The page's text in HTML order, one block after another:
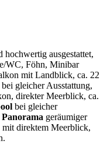
hochwertig ausgestattet,
WC, Föhn, Minibar
mit Landblick, ca. 22
bei gleicher Ausstattung,
direkter Meerblick, ca.
bei gleicher
geräumiger
direktem Meerblick,